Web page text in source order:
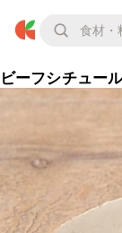
ビーフシチュー